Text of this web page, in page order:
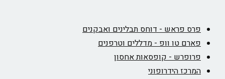
פרס פראש - דוחס תבלינים ואבקנים
פארם טו וופ - מדללים וטרפנים
פרופרש - קופסאות אחסון
המרכז הידרופוני